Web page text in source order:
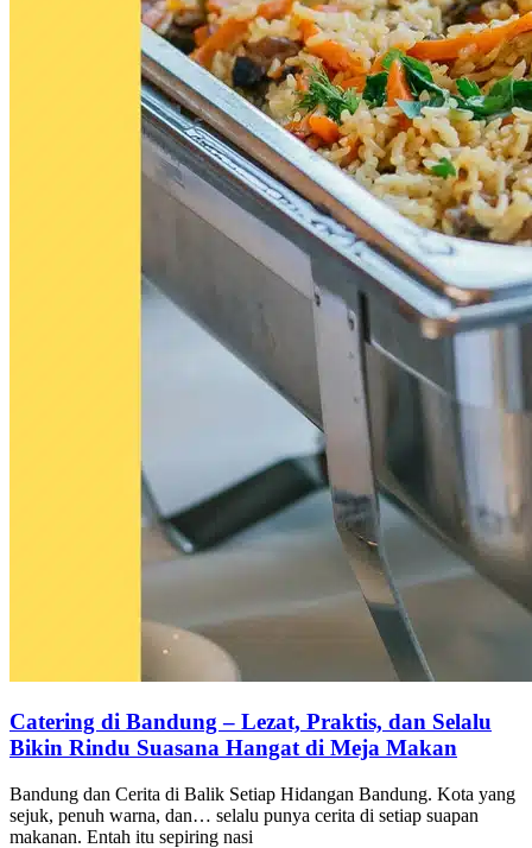
Catering di Bandung – Lezat, Praktis, dan Selalu
Bikin Rindu Suasana Hangat di Meja Makan
Bandung dan Cerita di Balik Setiap Hidangan Bandung. Kota yang
sejuk, penuh warna, dan… selalu punya cerita di setiap suapan
makanan. Entah itu sepiring nasi